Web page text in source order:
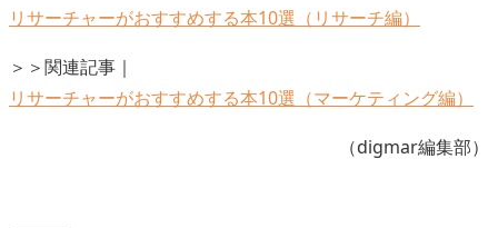
リサーチャーがおすすめする本10選（リサーチ編）
＞＞関連記事｜
リサーチャーがおすすめする本10選（マーケティング編）
（digmar編集部）